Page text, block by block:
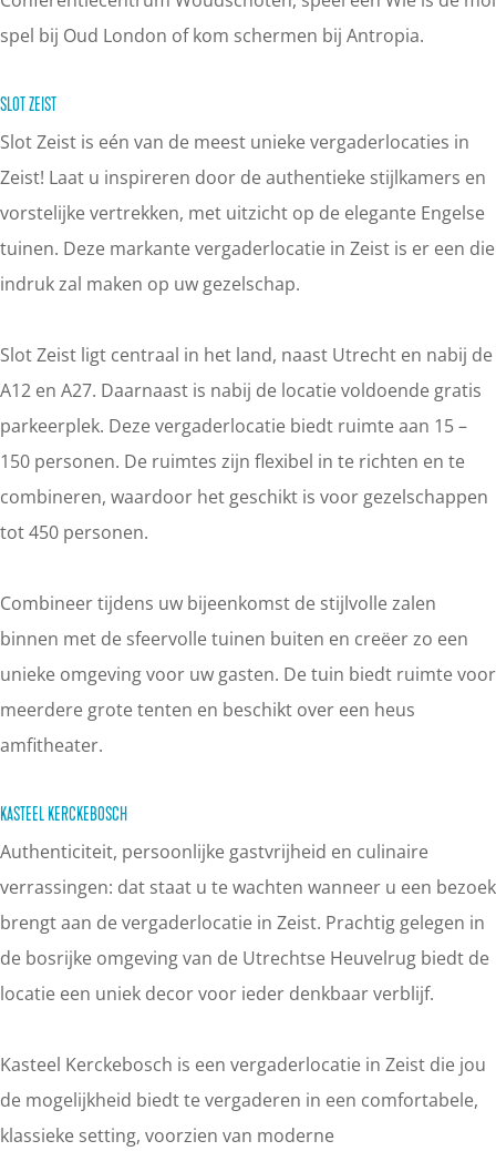
spel bij Oud London of kom schermen bij Antropia.
SLOT ZEIST
Slot Zeist is eén van de meest unieke vergaderlocaties in
Zeist! Laat u inspireren door de authentieke stijlkamers en
vorstelijke vertrekken, met uitzicht op de elegante Engelse
tuinen. Deze markante vergaderlocatie in Zeist is er een die
indruk zal maken op uw gezelschap.
Slot Zeist ligt centraal in het land, naast Utrecht en nabij de
A12 en A27. Daarnaast is nabij de locatie voldoende gratis
parkeerplek. Deze vergaderlocatie biedt ruimte aan 15 –
150 personen. De ruimtes zijn flexibel in te richten en te
combineren, waardoor het geschikt is voor gezelschappen
tot 450 personen.
Combineer tijdens uw bijeenkomst de stijlvolle zalen
binnen met de sfeervolle tuinen buiten en creëer zo een
unieke omgeving voor uw gasten. De tuin biedt ruimte voor
meerdere grote tenten en beschikt over een heus
amfitheater.
KASTEEL KERCKEBOSCH
Authenticiteit, persoonlijke gastvrijheid en culinaire
verrassingen: dat staat u te wachten wanneer u een bezoek
brengt aan de vergaderlocatie in Zeist. Prachtig gelegen in
de bosrijke omgeving van de Utrechtse Heuvelrug biedt de
locatie een uniek decor voor ieder denkbaar verblijf.
Kasteel Kerckebosch is een vergaderlocatie in Zeist die jou
de mogelijkheid biedt te vergaderen in een comfortabele,
klassieke setting, voorzien van moderne